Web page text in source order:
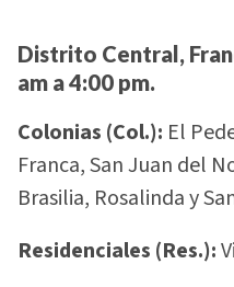
Distrito Central,
am a 4:00 pm.
Colonias (Col.): El
Franca, San Juan del
Brasilia, Rosalinda y
Residenciales (Res.):